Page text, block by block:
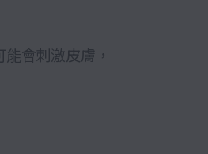
會刺激皮膚，